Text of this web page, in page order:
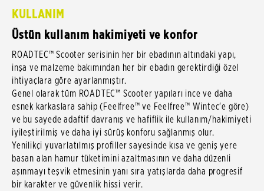
KULLANIM
Üstün kullanım hakimiyeti ve konfor
ROADTEC™ Scooter serisinin her bir ebadının altındaki yapı,
inşa ve malzeme bakımından her bir ebadın gerektirdiği özel
ihtiyaçlara göre ayarlanmıştır.
Genel olarak tüm ROADTEC™ Scooter yapıları ince ve daha
esnek karkaslara sahip (Feelfree™ ve Feelfree™ Wintec'e göre)
ve bu sayede adaftif davranış ve hafiflik ile kullanım/hakimiyeti
iyileştirilmiş ve daha iyi sürüş konforu sağlanmış olur.
Yenilikçi yuvarlatılmış profiller sayesinde kısa ve geniş yere
basan alan hamur tüketimini azaltmasının ve daha düzenli
aşınmayı teşvik etmesinin yanı sıra yatışlarda daha progresif
bir karakter ve güvenlik hissi verir.